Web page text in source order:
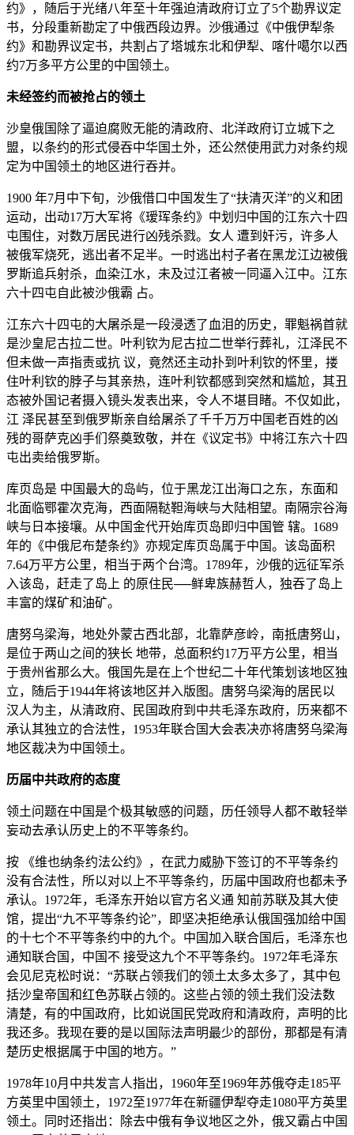
约》，随后于光绪八年至十年强迫清政府订立了5个勘界议定
书，分段重新勘定了中俄西段边界。沙俄通过《中俄伊犁条
约》和勘界议定书，共割占了塔城东北和伊犁、喀什噶尔以西
约7万多平方公里的中国领土。
未经签约而被抢占的领土
沙皇俄国除了逼迫腐败无能的清政府、北洋政府订立城下之
盟，以条约的形式侵吞中华国土外，还公然使用武力对条约规
定为中国领土的地区进行吞并。
1900 年7月中下旬，沙俄借口中国发生了“扶清灭洋”的义和团
运动，出动17万大军将《瑷珲条约》中划归中国的江东六十四
屯围住，对数万居民进行凶残杀戮。女人 遭到奸污，许多人
被俄军烧死，逃出者不足半。一时逃出村子者在黑龙江边被俄
罗斯追兵射杀，血染江水，未及过江者被一同逼入江中。江东
六十四屯自此被沙俄霸 占。
江东六十四屯的大屠杀是一段浸透了血泪的历史，罪魁祸首就
是沙皇尼古拉二世。叶利钦为尼古拉二世举行葬礼，江泽民不
但未做一声指责或抗 议，竟然还主动扑到叶利钦的怀里，搂
住叶利钦的脖子与其亲热，连叶利钦都感到突然和尴尬，其丑
态被外国记者摄入镜头发表出来，令人不堪目睹。不仅如此，
江 泽民甚至到俄罗斯亲自给屠杀了千千万万中国老百姓的凶
残的哥萨克凶手们祭奠致敬，并在《议定书》中将江东六十四
屯出卖给俄罗斯。
库页岛是 中国最大的岛屿，位于黑龙江出海口之东，东面和
北面临鄂霍次克海，西面隔鞑靼海峡与大陆相望。南隔宗谷海
峡与日本接壤。从中国金代开始库页岛即归中国管 辖。1689
年的《中俄尼布楚条约》亦规定库页岛属于中国。该岛面积
7.64万平方公里，相当于两个台湾。1789年，沙俄的远征军杀
入该岛，赶走了岛上 的原住民──鲜卑族赫哲人，独吞了岛上
丰富的煤矿和油矿。
唐努乌梁海，地处外蒙古西北部，北靠萨彦岭，南抵唐努山，
是位于两山之间的狭长 地带，总面积约17万平方公里，相当
于贵州省那么大。俄国先是在上个世纪二十年代策划该地区独
立，随后于1944年将该地区并入版图。唐努乌梁海的居民以
汉人为主，从清政府、民国政府到中共毛泽东政府，历来都不
承认其独立的合法性，1953年联合国大会表决亦将唐努乌梁海
地区裁决为中国领土。
历届中共政府的态度
领土问题在中国是个极其敏感的问题，历任领导人都不敢轻举
妄动去承认历史上的不平等条约。
按 《维也纳条约法公约》，在武力威胁下签订的不平等条约
没有合法性，所以对以上不平等条约，历届中国政府也都未予
承认。1972年，毛泽东开始以官方名义通 知前苏联及其大使
馆，提出“九不平等条约论”，即坚决拒绝承认俄国强加给中国
的十七个不平等条约中的九个。中国加入联合国后，毛泽东也
通知联合国，中国不 接受这九个不平等条约。1972年毛泽东
会见尼克松时说：“苏联占领我们的领土太多太多了，其中包
括沙皇帝国和红色苏联占领的。这些占领的领土我们没法数
清楚，有的中国政府，比如说国民党政府和清政府，声明的比
我还多。我现在要的是以国际法声明最少的部份，那都是有清
楚历史根据属于中国的地方。”
1978年10月中共发言人指出，1960年至1969年苏俄夺走185平
方英里中国领土，1972至1977年在新疆伊犁夺走1080平方英里
领土。同时还指出：除去中俄有争议地区之外，俄又霸占中国